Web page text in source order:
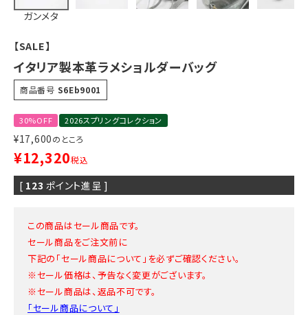
ガンメタ
【SALE】
イタリア製本革ラメショルダーバッグ
商品番号 S6Eb9001
30%OFF 2026スプリングコレクション
¥17,600のところ
¥12,320税込
[ 123 ポイント進呈 ]
この商品はセール商品です。
セール商品をご注文前に
下記の「セール商品について」を必ずご確認ください。
※セール価格は、予告なく変更がございます。
※セール商品は、返品不可です。
「セール商品について」